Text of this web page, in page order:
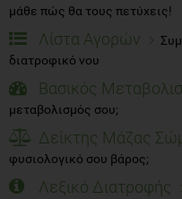
μάθε πώς θα τους πετύχεις!
Λίστα Αγορών
διατροφικό νου
Βασικός
μεταβολισμός σου;
Δείκτης Μάζας
φυσιολογικό σου βάρος;
Λεξικό Διατροφής